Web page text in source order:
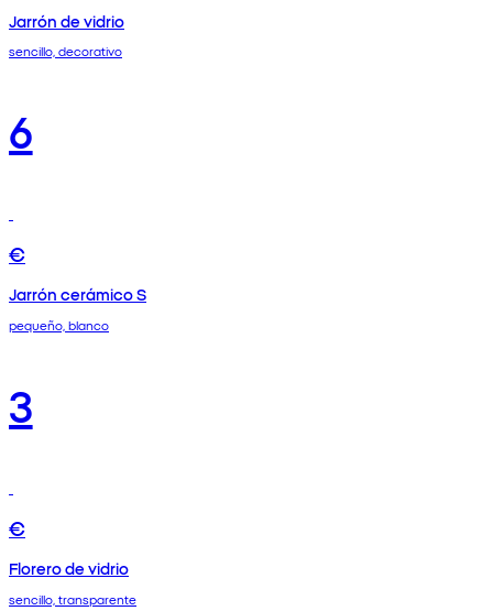
Jarrón de vidrio
sencillo, decorativo
6
€
Jarrón cerámico S
pequeño, blanco
3
€
Florero de vidrio
sencillo, transparente